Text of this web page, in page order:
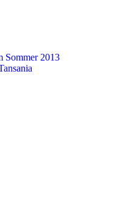
Sommer 2013